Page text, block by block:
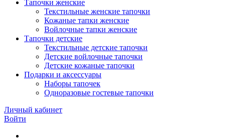
Тапочки женские
Текстильные женские тапочки
Кожаные тапки женские
Войлочные тапки женские
Тапочки детские
Текстильные детские тапочки
Детские войлочные тапочки
Детские кожаные тапочки
Подарки и аксессуары
Наборы тапочек
Одноразовые гостевые тапочки
Личный кабинет
Войти